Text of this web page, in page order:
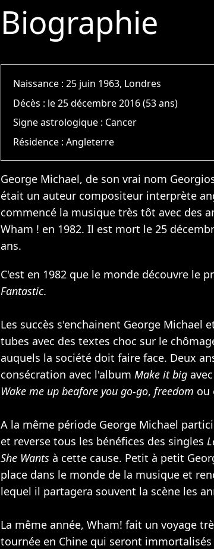
Biographie
Naissance :25 juin 1963, Londres
Décès : le 25 décembre 2016 (53 ans)
Signe astrologique : Cancer
Résidence :Angleterre
George Michael, de son vrai nom
était un auteur compositeur interprète
commencé la musique très tôt avec des
Wham ! en 1982. Il est mort le 25
ans.
C'est en 1982 que le monde découvre le
Fantastic.
Les succès s'enchainent George Michael
tubes avec des textes choc sur le
auquels la société doit faire face. Deux
consécration avec l'album Make it big
Wake me up beafore you go-go, freedom ou
A la même période George Michael
et reverse tous les bénéfices des singles
She Wants à cette cause. Petit à petit
place dans le monde de la musique et
lequel il partagera souvent la scène les
La même année, Wham! fait un voyage
tournée en Chine qui seront